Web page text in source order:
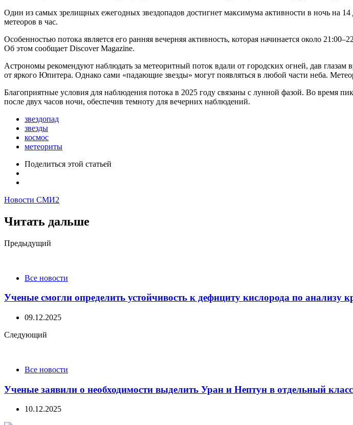
Один из самых зрелищных ежегодных звездопадов достигнет максимума активности в ночь на
метеоров в час.
Особенностью потока является его ранняя вечерняя активность, которая начинается около
Об этом сообщает Discover Magazine.
Астрономы рекомендуют наблюдать за метеоритный поток вдали от городских огней, дав глазам
от яркого Юпитера. Однако сами «падающие звезды» могут появляться в любой части неба.
Благоприятные условия для наблюдения потока в 2025 году связаны с лунной фазой. Во время
после двух часов ночи, обеспечив темноту для вечерних наблюдений.
звездопад
звезды
космос
метеориты
Поделиться этой статьей
Новости СМИ2
Читать дальше
Post
Предыдущий
Все новости
Ученые смогли определить устойчивость к дефициту кислорода по анализу
09.12.2025
Следующий
Все новости
Ученые заявили о необходимости выделить Уран и Нептун в отдельный
10.12.2025